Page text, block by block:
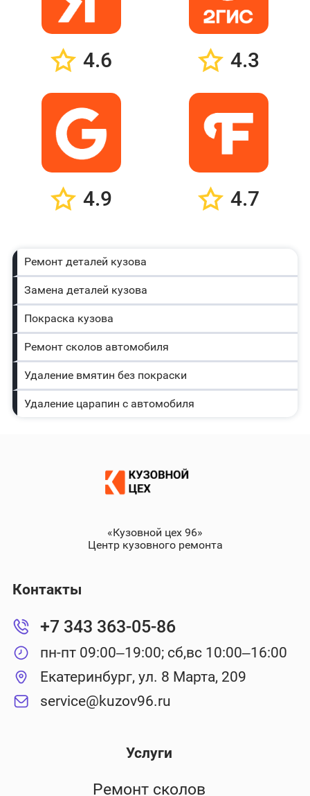
4.6 4.3
4.9 4.7
Ремонт деталей кузова
Замена деталей кузова
Покраска кузова
Ремонт сколов автомобиля
Удаление вмятин без покраски
Удаление царапин с автомобиля
«Кузовной цех 96»
Центр кузовного ремонта
Услуги
Ремонт сколов
Контакты
+7 343 363-05-86
пн-пт 09:00–19:00; сб,вс 10:00–16:00
Екатеринбург, ул. 8 Марта, 209
service@kuzov96.ru